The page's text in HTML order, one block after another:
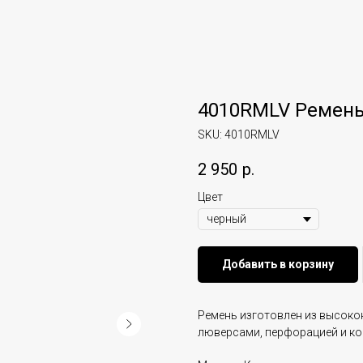
4010RMLV
SKU: 4010RMLV
2 950 р.
Цвет
Добавить в корзину
Ремень изготовлен из
люверсами, перфорацией и